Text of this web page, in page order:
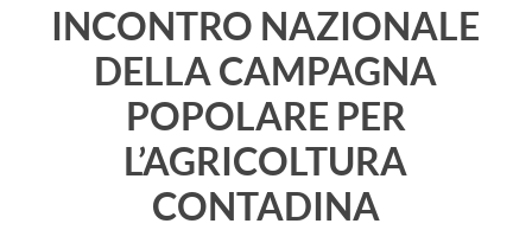
INCONTRO NAZIONALE
DELLA CAMPAGNA
POPOLARE PER
L’AGRICOLTURA
CONTADINA